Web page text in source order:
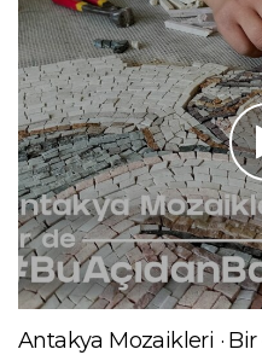
Antakya Mozaikleri ·